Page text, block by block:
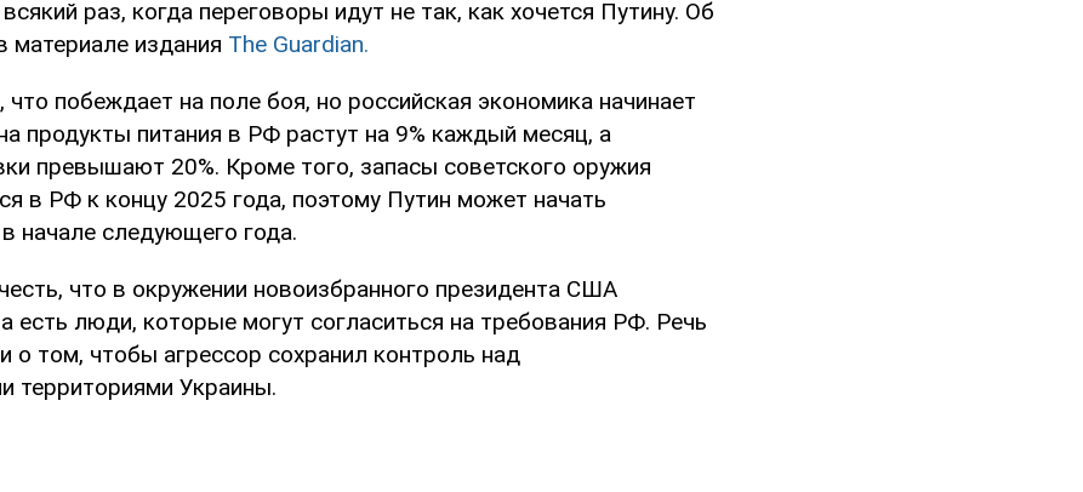
раз, когда переговоры идут не так, как хочется Путину. Об
материале издания The Guardian.
что побеждает на поле боя, но российская экономика начинает
продукты питания в РФ растут на 9% каждый месяц, а
превышают 20%. Кроме того, запасы советского оружия
в РФ к концу 2025 года, поэтому Путин может начать
начале следующего года.
что в окружении новоизбранного президента США
есть люди, которые могут согласиться на требования РФ. Речь
о том, чтобы агрессор сохранил контроль над
территориями Украины.